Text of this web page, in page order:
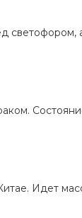
светофором,
Идет